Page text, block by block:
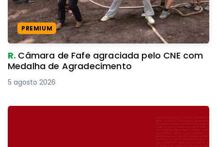
PREMIUM
R. Câmara de Fafe agraciada pelo CNE com
Medalha de Agradecimento
5 agosto 2026